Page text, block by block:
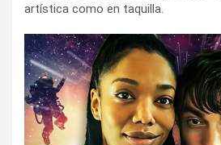
artística como en taquilla.